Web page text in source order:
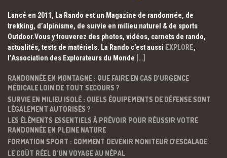
Lancé en 2011, La Rando est un Magazine de randonnée, de
trekking, d’alpinisme, de survie en milieu naturel & de sports
Outdoor.Vous y trouverez des photos, vidéos, carnets de rando,
actualités, tests de matériels. La Rando c’est aussi EXPLORE,
l’Association des Explorateurs du Monde […]
RANDONNÉE EN MONTAGNE : QUE FAIRE EN CAS D’URGENCE
MÉDICALE LOIN DE TOUT SECOURS ?
SURVIE EN MILIEU ISOLÉ : QUELS ÉQUIPEMENTS DE DÉFENSE SONT
LÉGALEMENT AUTORISÉS ?
LES ÉLÉMENTS ESSENTIELS À PRÉVOIR POUR RÉUSSIR VOTRE
RANDONNÉE EN PLEINE NATURE
FORMATION SPORT : COMMENT DEVENIR MONITEUR D’ESCALADE
LE COÛT RÉEL D’UN VOYAGE AU NÉPAL